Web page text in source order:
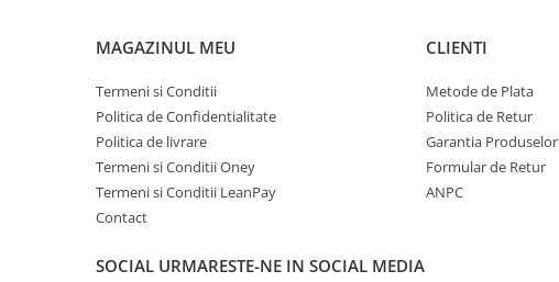
MAGAZINUL MEU
Termeni si Conditii
Politica de Confidentialitate
Politica de livrare
Termeni si Conditii Oney
Termeni si Conditii LeanPay
Contact
CLIENTI
Metode de Plata
Politica de Retur
Garantia Produselor
Formular de Retur
ANPC
SOCIAL URMARESTE-NE IN SOCIAL MEDIA